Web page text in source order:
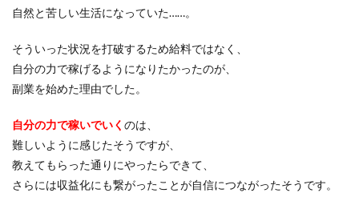
自然と苦しい生活になっていた……。
そういった状況を打破するため給料ではなく、
自分の力で稼げるようになりたかったのが、
副業を始めた理由でした。
自分の力で稼いでいく のは、
難しいように感じたそうですが、
教えてもらった通りにやったらできて、
さらには収益化にも繋がったことが自信につながったそうです。